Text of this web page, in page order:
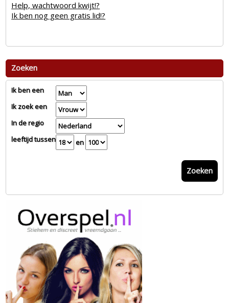
Help, wachtwoord kwijt!?
Ik ben nog geen gratis lid!?
Zoeken
Ik ben een
Ik zoek een
In de regio
leeftijd tussen
en
Zoeken